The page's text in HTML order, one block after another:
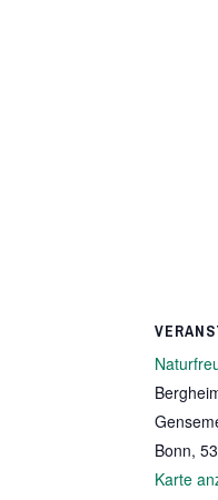
Bonn,
Karte